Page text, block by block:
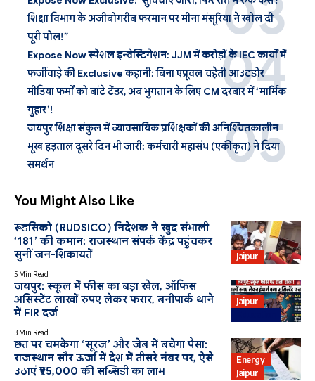
शिक्षा विभाग के अजीबोगरीब फरमान पर मीना मंसूरिया ने खोल दी
पूरी पोल!”
Expose Now स्पेशल इन्वेस्टिगेशन: JJM में करोड़ों के IEC कार्यों में
फर्जीवाड़े की Exclusive कहानी: बिना एप्रूवल चहेती आउटडोर
मीडिया फर्मों को बांटे टेंडर, अब भुगतान के लिए CM दरबार में ‘मार्मिक
गुहार’!
जयपुर शिक्षा संकुल में व्यावसायिक प्रशिक्षकों की अनिश्चितकालीन
भूख हड़ताल दूसरे दिन भी जारी: कर्मचारी महासंघ (एकीकृत) ने दिया
समर्थन
You Might Also Like
Jaipur
रूडसिको (RUDSICO) निदेशक ने खुद संभाली
‘181’ की कमान: राजस्थान संपर्क केंद्र पहुंचकर
सुनीं जन-शिकायतें
5 Min Read
Jaipur
जयपुर: स्कूल में फीस का बड़ा खेल, ऑफिस
असिस्टेंट लाखों रुपए लेकर फरार, बनीपार्क थाने
में FIR दर्ज
3 Min Read
Energy
Jaipur
छत पर चमकेगा ‘सूरज’ और जेब में बचेगा पैसा:
राजस्थान सौर ऊर्जा में देश में तीसरे नंबर पर, ऐसे
उठाएं ₹95,000 की सब्सिडी का लाभ